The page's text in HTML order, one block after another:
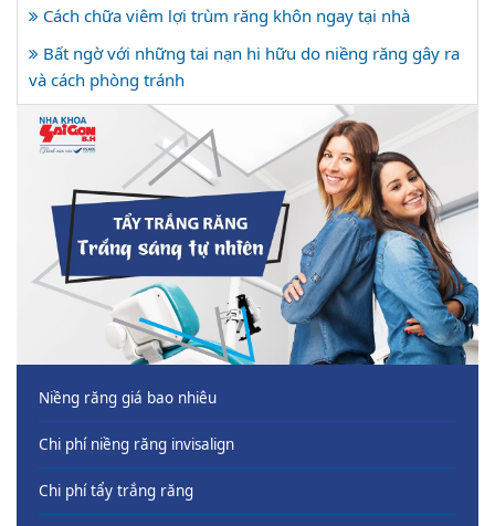
Cách chữa viêm lợi trùm răng khôn ngay tại nhà
Bất ngờ với những tai nạn hi hữu do niềng răng gây ra
và cách phòng tránh
Niềng răng giá bao nhiêu
Chi phí niềng răng invisalign
Chi phí tẩy trắng răng